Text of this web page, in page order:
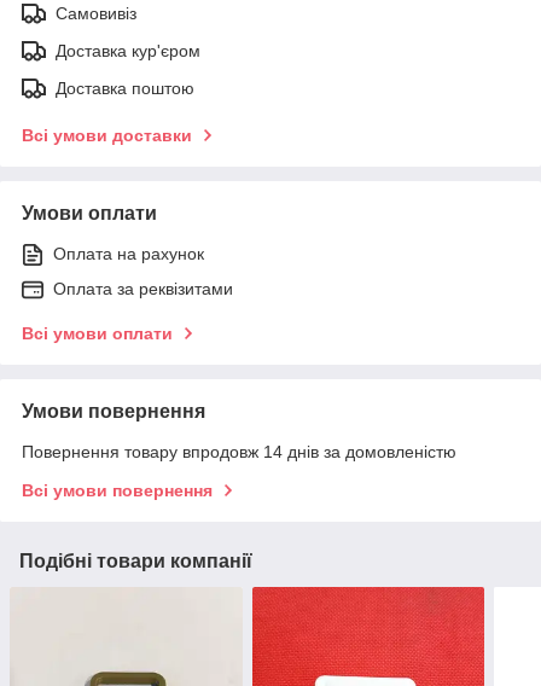
Самовивіз
Доставка кур'єром
Доставка поштою
Всі умови доставки
Умови оплати
Оплата на рахунок
Оплата за реквізитами
Всі умови оплати
Умови повернення
Повернення товару впродовж 14 днів за домовленістю
Всі умови повернення
Подібні товари компанії